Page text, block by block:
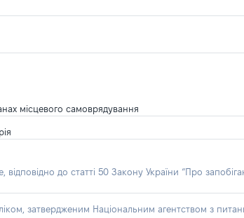
місцевого самоврядування
до статті 50 Закону України “Про
затвердженим Національним агентством з